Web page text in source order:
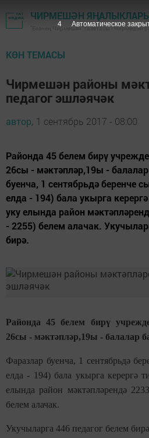
ЧИРМЕШӘН
"Безнең Чирмешән" газетасы - Чирмешән
КӨН ТЕМАСЫ
Чирмешән районы
педагог эшләячәк
автор, 1 сентябрь 2017 - 08:00
Районда 45 белем бирү
26сы - мәктәпләр,19ы -
буенча, 1 сентябрьдә беренче
елда - 194) бала укырга
уку елында район
- 2255) белем алачак.
бирә.
Районда 45 белем бирү
26сы - мәктәпләр,19ы - балалар
Фаразлар буенча, 1 сентябрьдә
елда - 194) бала укырга керергә
елында район мәктәпләрендә
белем алачак.
Укучыларга 446 педагог белем
3 Автоматическое